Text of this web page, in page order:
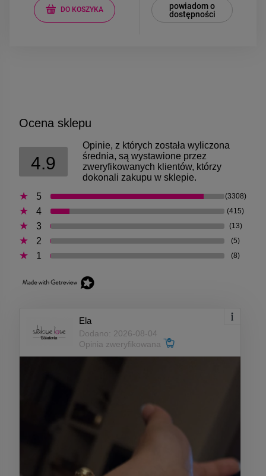
DO KOSZYKA
DO KOSZYKA
powiadom o
dostępności
Ocena sklepu
4.9
Opinie, z których została wyliczona
średnia, są wystawione przez
zweryfikowanych klientów, którzy
dokonali zakupu w sklepie.
5
(3308)
4 (415)
3 (13)
2 (5)
1 (8)
Ela
Dodano: 2026-08-04
Opinia zweryfikowana